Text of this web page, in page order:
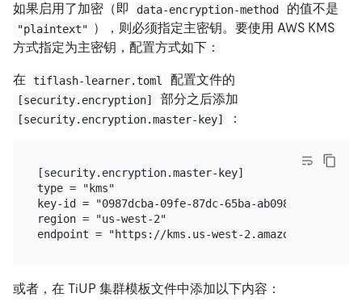
如果启用了加密（即 data-encryption-method 的值不是
"plaintext" ），则必须指定主密钥。要使用 AWS KMS
方式指定为主密钥，配置方式如下：
在 tiflash-learner.toml 配置文件的
[security.encryption] 部分之后添加
[security.encryption.master-key] ：
[security.encryption.master-key]
type = "kms"
key-id = "0987dcba-09fe-87dc-65ba-ab0987654321"
region = "us-west-2"
或者，在 TiUP 集群模板文件中添加以下内容：